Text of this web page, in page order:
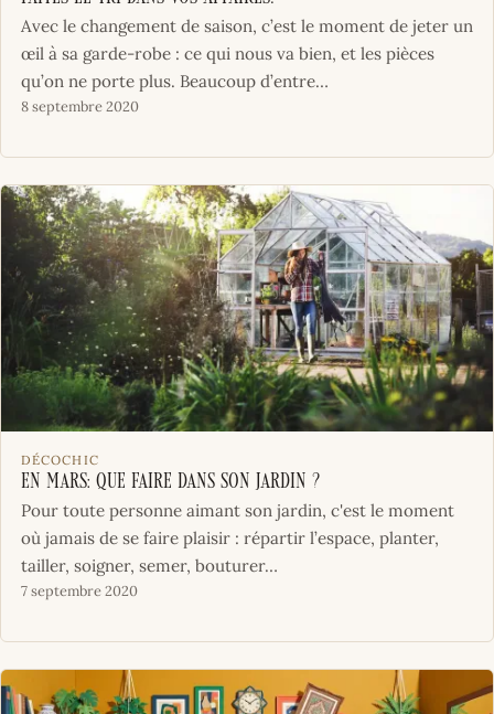
Avec le changement de saison, c’est le moment de jeter un
œil à sa garde-robe : ce qui nous va bien, et les pièces
qu’on ne porte plus. Beaucoup d’entre…
8 septembre 2020
DÉCOCHIC
En mars: que faire dans son jardin ?
Pour toute personne aimant son jardin, c'est le moment
où jamais de se faire plaisir : répartir l’espace, planter,
tailler, soigner, semer, bouturer…
7 septembre 2020